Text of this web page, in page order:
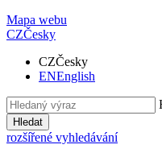
Mapa webu
CZČesky
CZČesky
ENEnglish
Hledat
rozšířené vyhledávání